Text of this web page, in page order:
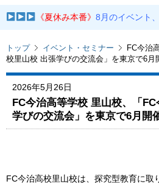
《夏休み本番》8月のイベント
トップ イベント・セミナー
FC今治
校里山校 出張学びの交流会」を東京で6月
2026年5月26日
FC今治高等学校 里山校、「
学びの交流会」を東京で6月開
FC今治高校里山校は、探究型教育に取